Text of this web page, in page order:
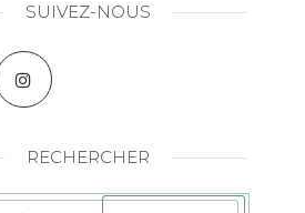
SUIVEZ-NOUS
RECHERCHER